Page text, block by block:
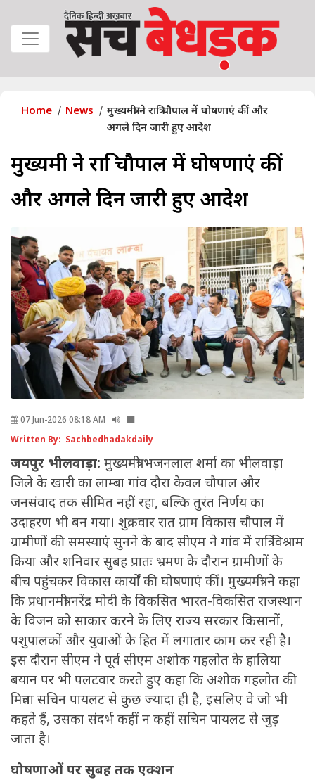
Home News
मुख्यमंत्री ने रात्रि चौपाल में घोषणाएं कीं और
अगले दिन जारी हुए आदेश
मुख्यमंत्री ने रात्रि चौपाल में घोषणाएं कीं
और अगले दिन जारी हुए आदेश
07 Jun-2026 08:18 AM
Written By: Sachbedhadakdaily
जयपुर भीलवाड़ा: मुख्यमंत्री भजनलाल शर्मा का भीलवाड़ा
जिले के खारी का लाम्बा गांव दौरा केवल चौपाल और
जनसंवाद तक सीमित नहीं रहा, बल्कि तुरंत निर्णय का
उदाहरण भी बन गया। शुक्रवार रात ग्राम विकास चौपाल में
ग्रामीणों की समस्याएं सुनने के बाद सीएम ने गांव में रात्रि विश्राम
किया और शनिवार सुबह प्रातः भ्रमण के दौरान ग्रामीणों के
बीच पहुंचकर विकास कार्यों की घोषणाएं कीं। मुख्यमंत्री ने कहा
कि प्रधानमंत्री नरेंद्र मोदी के विकसित भारत-विकसित राजस्थान
के विजन को साकार करने के लिए राज्य सरकार किसानों,
पशुपालकों और युवाओं के हित में लगातार काम कर रही है।
इस दौरान सीएम ने पूर्व सीएम अशोक गहलोत के हालिया
बयान पर भी पलटवार करते हुए कहा कि अशोक गहलोत की
मित्रता सचिन पायलट से कुछ ज्यादा ही है, इसलिए वे जो भी
कहते हैं, उसका संदर्भ कहीं न कहीं सचिन पायलट से जुड़
जाता है।
घोषणाओं पर सुबह तक एक्शन